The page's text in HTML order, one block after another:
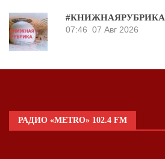
#КНИЖНАЯРУБРИКА
07:46 07 Авг 2026
РАДИО «METRO» 102.4 FM